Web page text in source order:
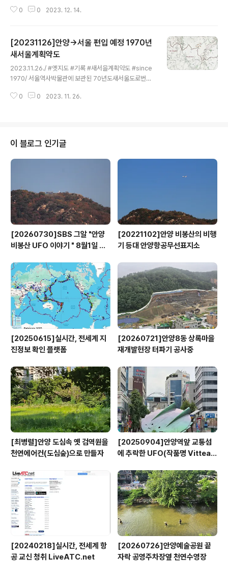
군포역앞에 있는 군포역전시장을 떠올리지만 역사 속에서
작으로 지금의 구군포사거리(안양 호계동) 지역이다. 이곳
은 삼남길과 시흥대로가 만나는 곳으로 대한제국 시절에는
안양.군포.의왕의 중심지였으며 1926년대 이전까지 전국
에서 장돌뱅이들이 모여들 만큼 큰 장이 서던 곳이다. 군포
모여 만세운동을 시작해 군포역까지 행진했던 출발지였던
0 0 2023. 12. 14.
[20231126]안양->서울 편입 예정 1970년
새서울계획약도
2023.11.26./ #옛지도 #기록 #새서을계획약도 #since
1970/ 서울역사박물관에 보관된 70년도새서울도로번지
이다. 새로 편입될 지역을 표시하고 있으며 지도 하단에는
로번지도시계획약도 유물번호: 서울역사022845 유물크
기: 가로 : 64.7cm 세로 : 93.5cm재질지(紙)
0 0 2023. 11. 26.
이 블로그 인기글
[20260730]SBS 그알 "안양
비봉산 UFO 이야기 " 8월1일 방
[20221102]안양 비봉산의 비행
기 등대 안양항공무선표지소
[20250615]실시간, 전세계 지
진정보 확인 플랫폼
[20260721]안양8동 상록마을
재개발현장 터파기 공사중
[최병렬]안양 도심속 옛 검역원을
천연에어컨(도심숲)으로 만들자
[20250904]안양역앞 교통섬
에 추락한 UFO(작품명 Vitteau
[20240218]실시간, 전세계 항
공 교신 청취 LiveATC.net
[20260726]안양예술공원 끝
자락 공영주차장옆 천연수영장